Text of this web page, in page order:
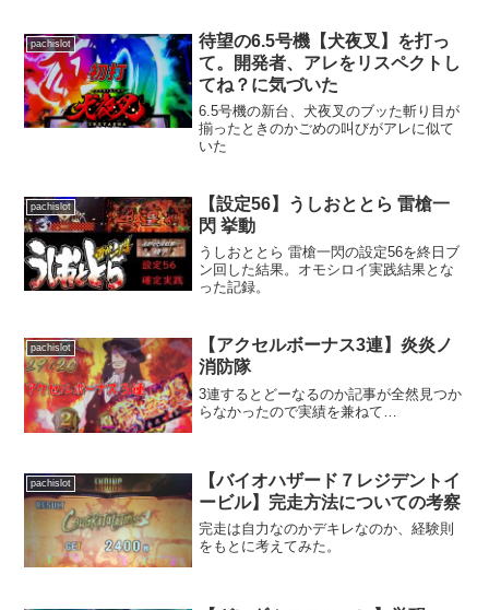
pachislot
待望の6.5号機【犬夜叉】を打っ
て。開発者、アレをリスペクトし
てね？に気づいた
6.5号機の新台、犬夜叉のブッた斬り目が
揃ったときのかごめの叫びがアレに似て
いた
pachislot
【設定56】うしおととら 雷槍一
閃 挙動
うしおととら 雷槍一閃の設定56を終日ブ
ン回した結果。オモシロイ実践結果とな
った記録。
pachislot
【アクセルボーナス3連】炎炎ノ
消防隊
3連するとどーなるのか記事が全然見つか
らなかったので実績を兼ねて…
pachislot
【バイオハザード７レジデントイ
ービル】完走方法についての考察
完走は自力なのかデキレなのか、経験則
をもとに考えてみた。